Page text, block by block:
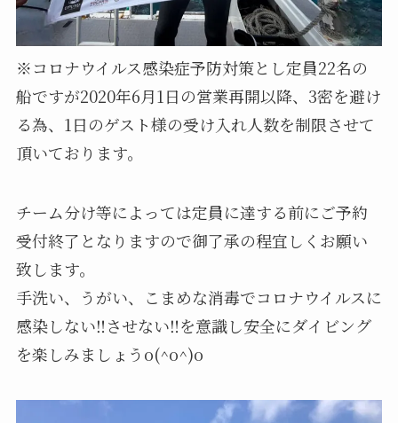
※コロナウイルス感染症予防対策とし定員22名の
船ですが2020年6月1日の営業再開以降、3密を避け
る為、1日のゲスト様の受け入れ人数を制限させて
頂いております。
チーム分け等によっては定員に達する前にご予約
受付終了となりますので御了承の程宜しくお願い
致します。
手洗い、うがい、こまめな消毒でコロナウイルスに
感染しない‼️させない‼️を意識し安全にダイビング
を楽しみましょうo(^o^)o